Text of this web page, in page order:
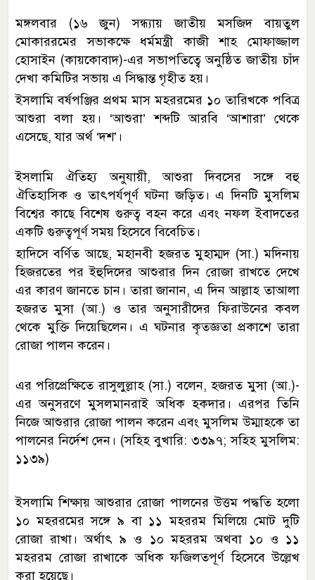
মঙ্গলবার (১৬ জুন) সন্ধ্যায় জাতীয় মসজিদ বায়তুল
মোকাররমের সভাকক্ষে ধর্মমন্ত্রী কাজী শাহ মোফাজ্জাল
হোসাইন (কায়কোবাদ)-এর সভাপতিত্বে অনুষ্ঠিত জাতীয় চাঁদ
দেখা কমিটির সভায় এ সিদ্ধান্ত গৃহীত হয়।
ইসলামি বর্ষপঞ্জির প্রথম মাস মহররমের ১০ তারিখকে পবিত্র
আশুরা বলা হয়। ‘আশুরা’ শব্দটি আরবি ‘আশারা’ থেকে
এসেছে, যার অর্থ ‘দশ’।
ইসলামি ঐতিহ্য অনুযায়ী, আশুরা দিবসের সঙ্গে বহু
ঐতিহাসিক ও তাৎপর্যপূর্ণ ঘটনা জড়িত। এ দিনটি মুসলিম
বিশ্বের কাছে বিশেষ গুরুত্ব বহন করে এবং নফল ইবাদতের
একটি গুরুত্বপূর্ণ সময় হিসেবে বিবেচিত।
হাদিসে বর্ণিত আছে, মহানবী হজরত মুহাম্মদ (সা.) মদিনায়
হিজরতের পর ইহুদিদের আশুরার দিন রোজা রাখতে দেখে
এর কারণ জানতে চান। তারা জানান, এ দিন আল্লাহ তাআলা
হজরত মুসা (আ.) ও তার অনুসারীদের ফিরাউনের কবল
থেকে মুক্তি দিয়েছিলেন। এ ঘটনার কৃতজ্ঞতা প্রকাশে তারা
রোজা পালন করেন।
এর পরিপ্রেক্ষিতে রাসুলুল্লাহ (সা.) বলেন, হজরত মুসা (আ.)-
এর অনুসরণে মুসলমানরাই অধিক হকদার। এরপর তিনি
নিজে আশুরার রোজা পালন করেন এবং মুসলিম উম্মাহকে তা
পালনের নির্দেশ দেন। (সহিহ বুখারি: ৩৩৯৭; সহিহ মুসলিম:
১১৩৯)
ইসলামি শিক্ষায় আশুরার রোজা পালনের উত্তম পদ্ধতি হলো
১০ মহররমের সঙ্গে ৯ বা ১১ মহররম মিলিয়ে মোট দুটি
রোজা রাখা। অর্থাৎ ৯ ও ১০ মহররম অথবা ১০ ও ১১
মহররম রোজা রাখাকে অধিক ফজিলতপূর্ণ হিসেবে উল্লেখ
করা হয়েছে।